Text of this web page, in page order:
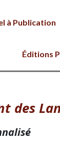
à Publication
Éditions
des